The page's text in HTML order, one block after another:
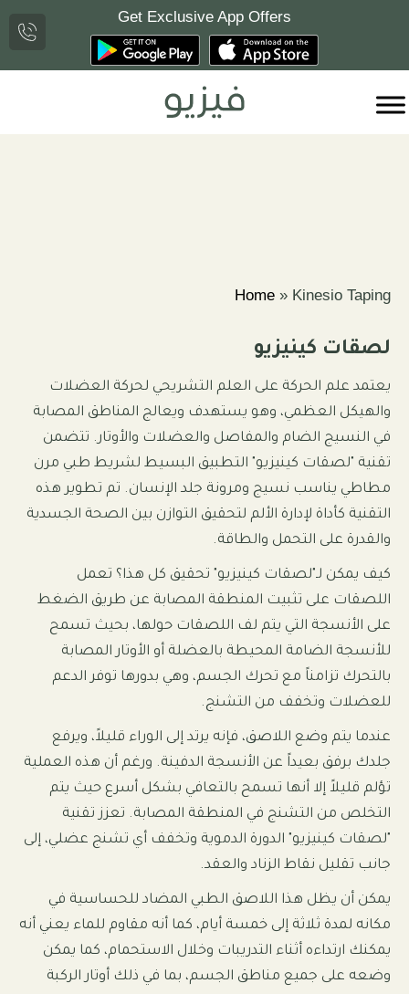
Skip
to
Get Exclusive App Offers
Home » Kinesio Taping
لصقات كينيزيو
يعتمد علم الحركة على العلم التشريحي لحركة العضلات
والهيكل العظمي، وهو يستهدف ويعالج المناطق المصابة
في النسيج الضام والمفاصل والعضلات والأوتار. تتضمن
تقنية "لصقات كينيزيو" التطبيق البسيط لشريط طبي مرن
مطاطي يناسب نسيج ومرونة جلد الإنسان. تم تطوير هذه
التقنية كأداة لإدارة الألم لتحقيق التوازن بين الصحة الجسدية
والقدرة على التحمل والطاقة.
كيف يمكن لـ"لصقات كينيزيو" تحقيق كل هذا؟ تعمل
اللصقات على تثبيت المنطقة المصابة عن طريق الضغط
على الأنسجة التي يتم لف اللصقات حولها، بحيث تسمح
للأنسجة الضامة المحيطة بالعضلة أو الأوتار المصابة
بالتحرك تزامناً مع تحرك الجسم، وهي بدورها توفر الدعم
للعضلات وتخفف من التشنج.
عندما يتم وضع اللاصق، فإنه يرتد إلى الوراء قليلاً، ويرفع
جلدك برفق بعيداً عن الأنسجة الدفينة. ورغم أن هذه العملية
تؤلم قليلاً إلا أنها تسمح بالتعافي بشكل أسرع حيث يتم
التخلص من التشنج في المنطقة المصابة. تعزز تقنية
"لصقات كينيزيو" الدورة الدموية وتخفف أي تشنج عضلي، إلى
جانب تقليل نقاط الزناد والعقد.
يمكن أن يظل هذا اللاصق الطبي المضاد للحساسية في
مكانه لمدة ثلاثة إلى خمسة أيام، كما أنه مقاوم للماء يعني أنه
يمكنك ارتداءه أثناء التدريبات وخلال الاستحمام، كما يمكن
وضعه على جميع مناطق الجسم، بما في ذلك أوتار الركبة